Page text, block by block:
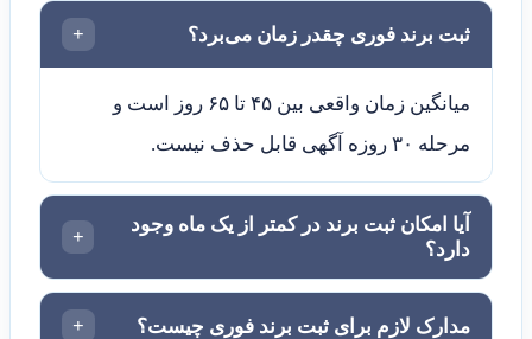
ثبت برند فوری چقدر زمان می‌برد؟ +
میانگین زمان واقعی بین ۴۵ تا ۶۵ روز است و
مرحله ۳۰ روزه آگهی قابل حذف نیست.
آیا امکان ثبت برند در کمتر از یک ماه وجود
دارد؟
+
مدارک لازم برای ثبت برند فوری چیست؟ +